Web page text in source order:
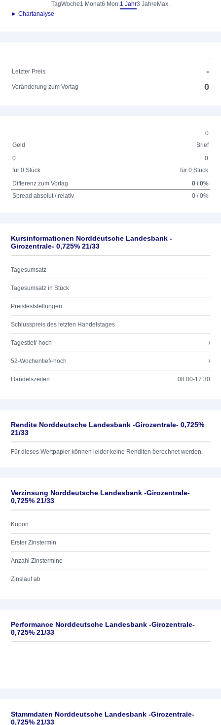
TagWoche1 Monat6 Mon.1 Jahr3 Jahre Max.
► Chartanalyse
-
Letzter Preis
-
Veränderung zum Vortag 0
0
Geld
Brief
0
für 0 Stück
0
für 0 Stück
Differenz zum Vortag
0 / 0%
Spread absolut / relativ
0 / 0%
Kursinformationen Norddeutsche Landesbank -
Girozentrale- 0,725% 21/33
Tagesumsatz
Tagesumsatz in Stück
Preisfeststellungen
Schlusspreis des letzten Handelstages
Tagestief/-hoch /
52-Wochentief/-hoch /
Handelszeiten 08:00-17:30
Rendite Norddeutsche Landesbank -Girozentrale- 0,725%
21/33
Für dieses Wertpapier können leider keine Renditen berechnet werden.
Verzinsung Norddeutsche Landesbank -Girozentrale-
0,725% 21/33
Kupon
Erster Zinstermin
Anzahl Zinstermine
Zinslauf ab
Performance Norddeutsche Landesbank -Girozentrale-
0,725% 21/33
Stammdaten Norddeutsche Landesbank -Girozentrale-
0,725% 21/33